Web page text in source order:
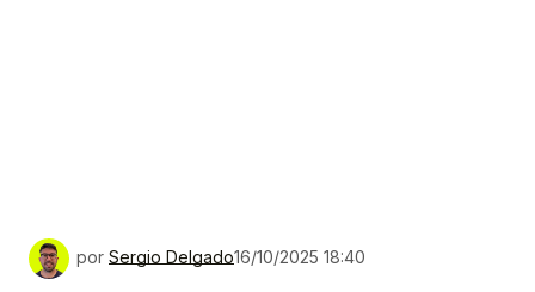
por Sergio Delgado16/10/2025 18:40